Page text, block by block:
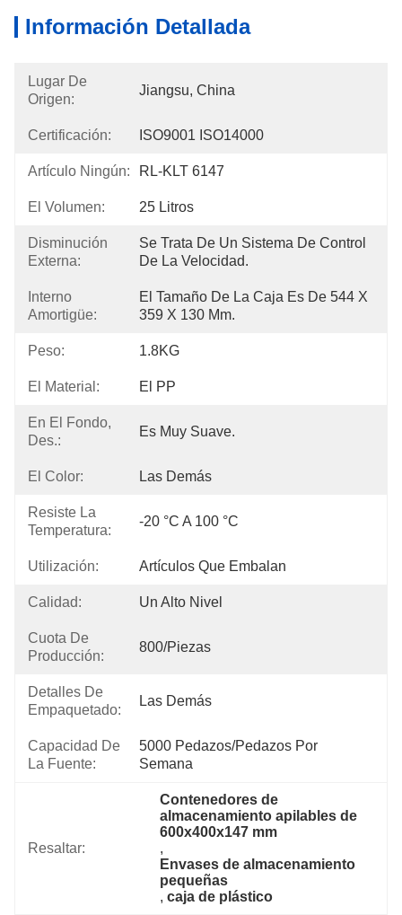
Información Detallada
Lugar De
Origen:
Jiangsu, China
Certificación: ISO9001 ISO14000
Artículo Ningún: RL-KLT 6147
El Volumen: 25 Litros
Disminución
Externa:
Se Trata De Un Sistema De Control
De La Velocidad.
Interno
Amortigüe:
El Tamaño De La Caja Es De 544 X
359 X 130 Mm.
Peso: 1.8KG
El Material: El PP
En El Fondo,
Des.:
Es Muy Suave.
El Color: Las Demás
Resiste La
Temperatura:
-20 °C A 100 °C
Utilización: Artículos Que Embalan
Calidad: Un Alto Nivel
Cuota De
Producción:
800/piezas
Detalles De
Empaquetado:
Las Demás
Capacidad De
La Fuente:
5000 Pedazos/pedazos Por
Semana
Resaltar:
Contenedores de
almacenamiento apilables de
600x400x147 mm
,
Envases de almacenamiento
pequeñas
, caja de plástico